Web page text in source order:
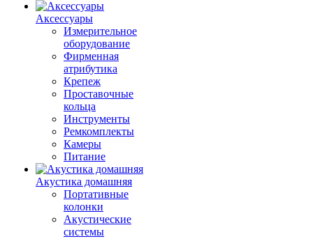
Аксессуары
Измерительное
оборудование
Фирменная
атрибутика
Крепеж
Проставочные
кольца
Инструменты
Ремкомплекты
Камеры
Питание
Акустика домашняя
Портативные
колонки
Акустические
системы